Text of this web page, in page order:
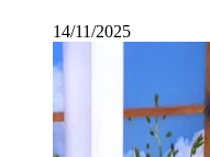
14/11/2025